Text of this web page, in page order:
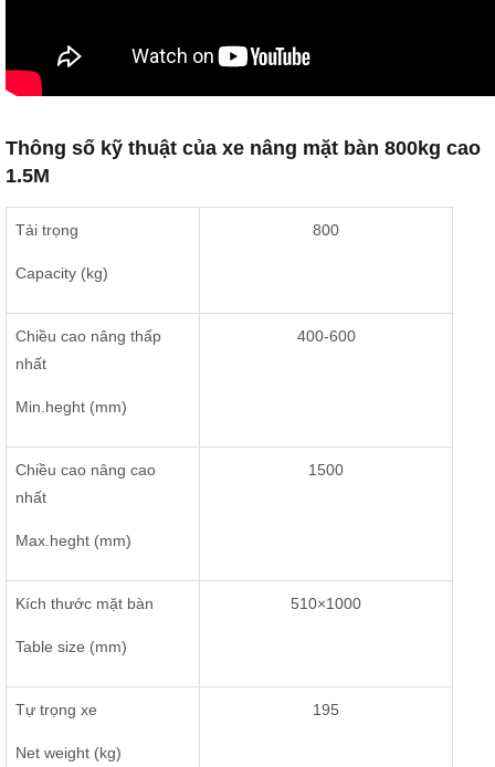
Thông số kỹ thuật của xe nâng mặt bàn 800kg cao
1.5M
Tải trọng
Capacity (kg)
800
Chiều cao nâng thấp
nhất
Min.heght (mm)
400-600
Chiều cao nâng cao
nhất
Max.heght (mm)
1500
Kích thước mặt bàn
Table size (mm)
510×1000
Tự trọng xe
Net weight (kg)
195